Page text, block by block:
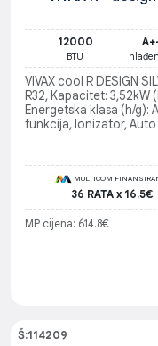
12000
BTU
VIVAX cool R DESIGN
R32, Kapacitet: 3,52kW
Energetska klasa (h/g):
funkcija, Ionizator,
MULTICOM
36 RATA x 16.5€
MP cijena: 614.8€
Š:114209